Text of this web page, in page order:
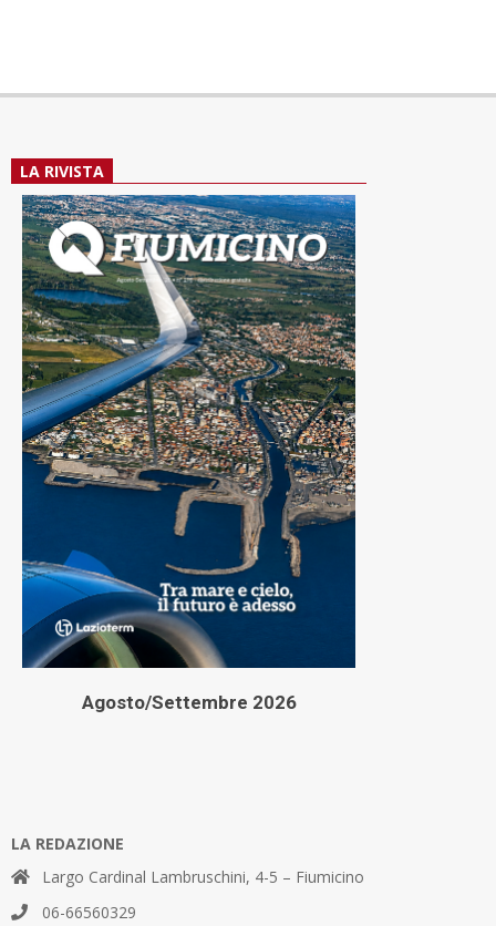
LA RIVISTA
Agosto/Settembre 2026
LA REDAZIONE
Largo Cardinal Lambruschini, 4-5 – Fiumicino
06-66560329